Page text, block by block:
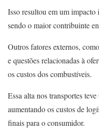
Isso resultou em um
sendo o maior contribuinte
Outros fatores externos,
e questões relacionadas à
os custos dos combustíveis.
Essa alta nos transportes
aumentando os custos de
finais para o consumidor.